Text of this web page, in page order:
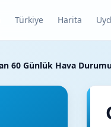
Türkiye Harita
60 Günlük Hava